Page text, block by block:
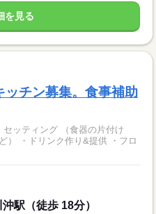
を見る
ッチン募集。食事補助
セッティング （食器の片付け
・ドリンク作り&提供 ・フロ
駅（徒歩 18分）